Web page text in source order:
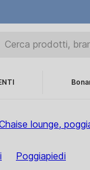
lounge,
Poggiapiedi